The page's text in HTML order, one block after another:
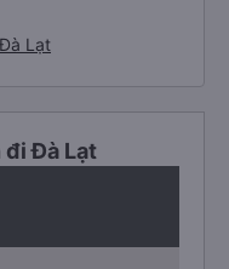
Lạt
đi Đà Lạt